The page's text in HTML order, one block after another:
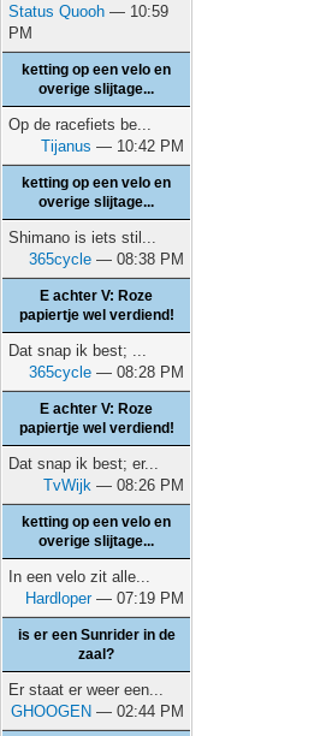
Status Quooh — 10:59
PM
ketting op een velo en
overige slijtage...
Op de racefiets be...
Tijanus — 10:42 PM
ketting op een velo en
overige slijtage...
Shimano is iets stil...
365cycle — 08:38 PM
E achter V: Roze
papiertje wel verdiend!
Dat snap ik best; ...
365cycle — 08:28 PM
E achter V: Roze
papiertje wel verdiend!
Dat snap ik best; er...
TvWijk — 08:26 PM
ketting op een velo en
overige slijtage...
In een velo zit alle...
Hardloper— 07:19 PM
is er een Sunrider in de
zaal?
Er staat er weer een...
GHOOGEN — 02:44 PM